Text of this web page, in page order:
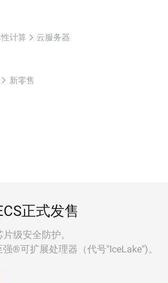
计算 云服务器
新零售
正式发售
级安全防护。
®可扩展处理器（代号"IceLake")。